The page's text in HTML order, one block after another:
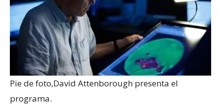
Pie de foto,David Attenborough presenta el
programa.